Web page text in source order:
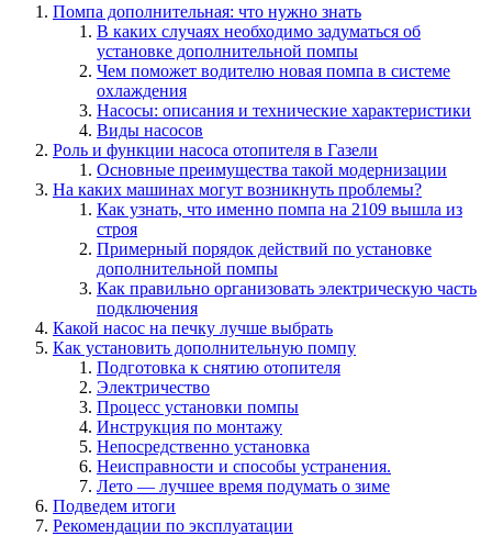
Помпа дополнительная: что нужно знать
В каких случаях необходимо задуматься об
установке дополнительной помпы
Чем поможет водителю новая помпа в системе
охлаждения
Насосы: описания и технические характеристики
Виды насосов
Роль и функции насоса отопителя в Газели
Основные преимущества такой модернизации
На каких машинах могут возникнуть проблемы?
Как узнать, что именно помпа на 2109 вышла из
строя
Примерный порядок действий по установке
дополнительной помпы
Как правильно организовать электрическую часть
подключения
Какой насос на печку лучше выбрать
Как установить дополнительную помпу
Подготовка к снятию отопителя
Электричество
Процесс установки помпы
Инструкция по монтажу
Непосредственно установка
Неисправности и способы устранения.
Лето — лучшее время подумать о зиме
Подведем итоги
Рекомендации по эксплуатации